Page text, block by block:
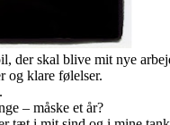
der skal blive mit nye
og klare følelser.
– måske et år?